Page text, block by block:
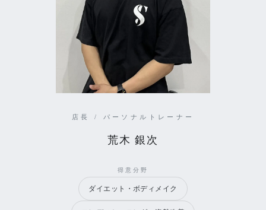
店長 / パーソナルトレーナー
荒木 銀次
得意分野
ダイエット・ボディメイク